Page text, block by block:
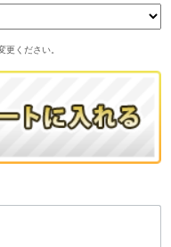
ください。